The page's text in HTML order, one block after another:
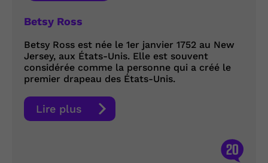
Betsy Ross
Betsy Ross est née le 1er janvier 1752 au New
Jersey, aux États-Unis. Elle est souvent
considérée comme la personne qui a créé le
premier drapeau des États-Unis.
Lire plus
20